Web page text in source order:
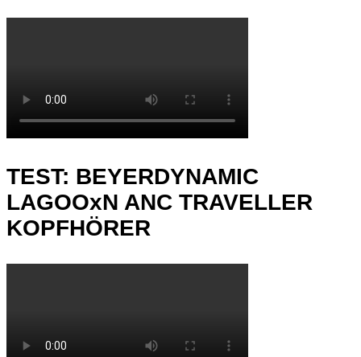
TEST: BEYERDYNAMIC
LAGOOxN ANC TRAVELLER
KOPFHÖRER